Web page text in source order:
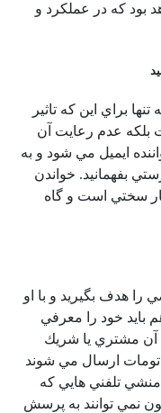
بود كه در عملكرد و
براي اين كه تاثير
بلكه عدم رعايت آن
ايميل مي شود و به
بفهمانيد. خواندن
سختي است و گاه
را هدف بگيريد و با او
هم بايد خود را معرفي
آن مشتري يا شريك
ارسال مي شوند
منشي تلفني هايي كه
نمي توانند به پرسش